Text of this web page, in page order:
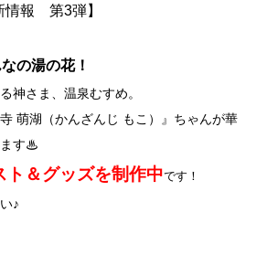
情報 第3弾】
の湯の花！
神さま、温泉むすめ。
萌湖（かんざんじ もこ）』ちゃんが華
ます♨
ト＆グッズを制作中です！
♪